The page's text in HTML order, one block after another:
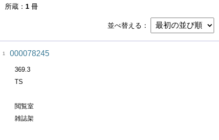
所蔵 1 冊
並べ替える
1 000078245
369.3
TS
閲覧室
雑誌架